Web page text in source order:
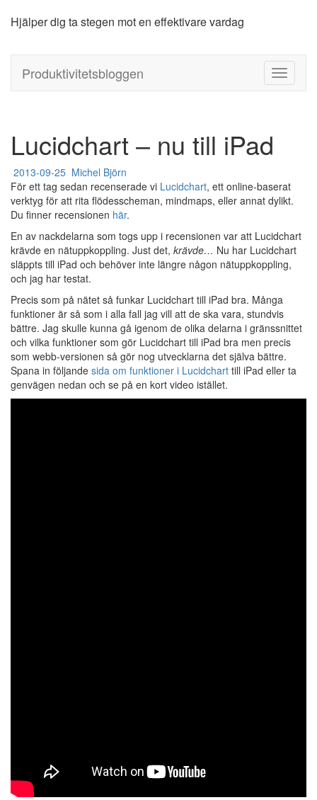
Hjälper dig ta stegen mot en effektivare vardag
V
i
j
n
i
g
e
i
n
g
Produktivitetsbloggen
Lucidchart – nu till iPad
2013-09-25 Michel Björn
För ett tag sedan recenserade vi Lucidchart, ett online-baserat
verktyg för att rita flödesscheman, mindmaps, eller annat dylikt.
Du finner recensionen här.
En av nackdelarna som togs upp i recensionen var att Lucidchart
krävde en nätuppkoppling. Just det, krävde… Nu har Lucidchart
släppts till iPad och behöver inte längre någon nätuppkoppling,
och jag har testat.
Precis som på nätet så funkar Lucidchart till iPad bra. Många
funktioner är så som i alla fall jag vill att de ska vara, stundvis
bättre. Jag skulle kunna gå igenom de olika delarna i gränssnittet
och vilka funktioner som gör Lucidchart till iPad bra men precis
som webb-versionen så gör nog utvecklarna det själva bättre.
Spana in följande sida om funktioner i Lucidchart till iPad eller ta
genvägen nedan och se på en kort video istället.